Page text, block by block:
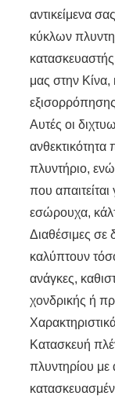
αντικείμενα
κύκλων
μας στην Κίνα,
Αυτές οι
ανθεκτικότητα
πλυντήριο,
που
εσώρουχα,
Διαθέσιμες σε
καλύπτουν
ανάγκες,
χονδρικής ή
Κατασκευή
πλυντηρίου με